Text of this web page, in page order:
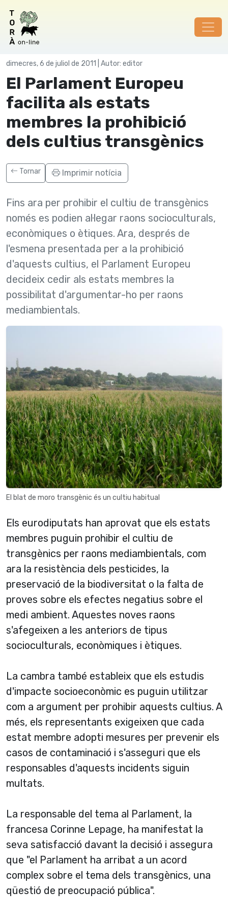
dimecres, 6 de juliol de 2011 | Autor: editor
El Parlament Europeu
facilita als estats
membres la prohibició
dels cultius transgènics
Tornar Imprimir notícia
Fins ara per prohibir el cultiu de transgènics
només es podien al·legar raons socioculturals,
econòmiques o ètiques. Ara, després de
l'esmena presentada per a la prohibició
d'aquests cultius, el Parlament Europeu
decideix cedir als estats membres la
possibilitat d'argumentar-ho per raons
mediambientals.
El blat de moro transgènic és un cultiu habitual
Els eurodiputats han aprovat que els estats
membres puguin prohibir el cultiu de
transgènics per raons mediambientals, com
ara la resistència dels pesticides, la
preservació de la biodiversitat o la falta de
proves sobre els efectes negatius sobre el
medi ambient. Aquestes noves raons
s'afegeixen a les anteriors de tipus
socioculturals, econòmiques i ètiques.
La cambra també estableix que els estudis
d'impacte socioeconòmic es puguin utilitzar
com a argument per prohibir aquests cultius. A
més, els representants exigeixen que cada
estat membre adopti mesures per prevenir els
casos de contaminació i s'asseguri que els
responsables d'aquests incidents siguin
multats.
La responsable del tema al Parlament, la
francesa Corinne Lepage, ha manifestat la
seva satisfacció davant la decisió i assegura
que "el Parlament ha arribat a un acord
complex sobre el tema dels transgènics, una
qüestió de preocupació pública".